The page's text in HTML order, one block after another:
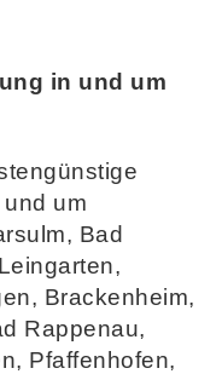
in und um
und um
Bad
Brackenheim,
Rappenau,
Pfaffenhofen,